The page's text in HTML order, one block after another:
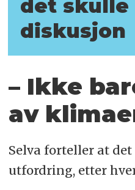
det skulle
diskusjon
– Ikke
av
Selva forteller at
utfordring, etter